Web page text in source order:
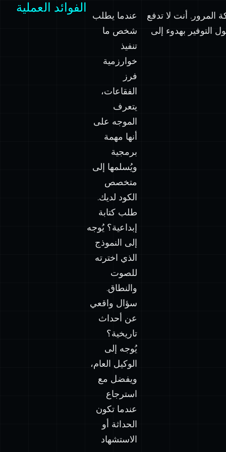
أنت لا تدفع
التوفير بهدوء إلى
عندما يطلب
شخص ما
تنفيذ
خوارزمية
فرز
الفقاعات،
يتعرف
الموجه على
أنها مهمة
برمجية
ويُسلمها إلى
متخصص
الكود لديك.
طلب كتابة
إبداعية؟ يُوجه
إلى النموذج
الذي اخترته
للصوت
والنطاق.
سؤال واقعي
عن أحداث
تاريخية؟
يُوجه إلى
الوكيل العام،
ويفضل مع
استرجاع
عندما تكون
الحداثة أو
الاستشهاد
الفوائد العملية